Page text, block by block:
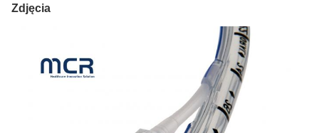
Zdjęcia